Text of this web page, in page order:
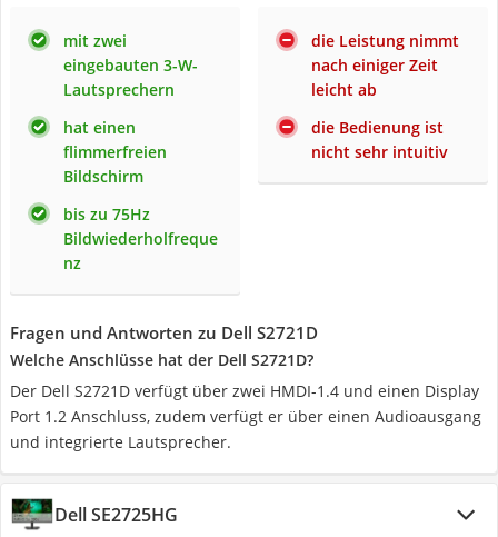
mit zwei
eingebauten 3-W-
Lautsprechern
hat einen
flimmerfreien
Bildschirm
bis zu 75Hz
Bildwiederholfreque
nz
die Leistung nimmt
nach einiger Zeit
leicht ab
die Bedienung ist
nicht sehr intuitiv
Fragen und Antworten zu Dell S2721D
Welche Anschlüsse hat der Dell S2721D?
Der Dell S2721D verfügt über zwei HMDI-1.4 und einen Display
Port 1.2 Anschluss, zudem verfügt er über einen Audioausgang
und integrierte Lautsprecher.
Dell SE2725HG